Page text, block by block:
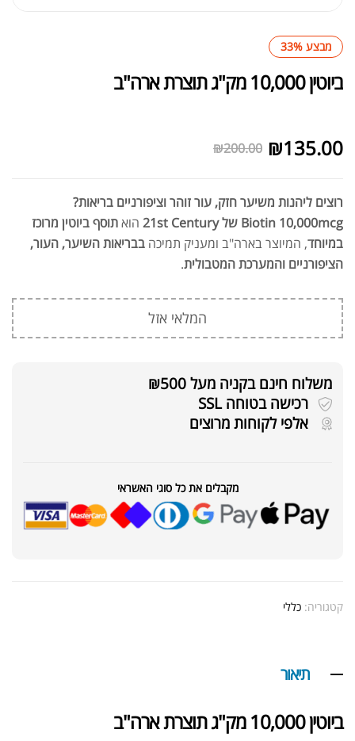
מבצע 33%
ביוטין 10,000 מק"ג תוצרת ארה"ב
₪200.00 ₪135.00
רוצים ליהנות משיער חזק, עור זוהר וציפורניים בריאות?
Biotin 10,000mcg של 21st Century
הואתוסף ביוטין מרוכז
במיוחד, המיוצר בארה"ב ומעניק תמיכה בבריאות השיער, העור,
הציפורניים והמערכת המטבולית.
המלאי אזל
משלוח חינם בקניה מעל ₪500
רכישה בטוחה SSL
אלפי לקוחות מרוצים
מקבלים את כל סוגי האשראי
קטגוריה: כללי
תיאור
ביוטין 10,000 מק"ג תוצרת ארה"ב